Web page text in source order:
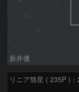
新井優